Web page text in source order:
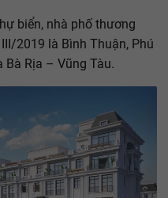
biển, nhà phố thương
2019 là Bình Thuận, Phú
Bà Rịa – Vũng Tàu.